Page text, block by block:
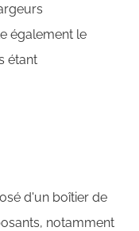
également le
étant
d'un boîtier de
notamment